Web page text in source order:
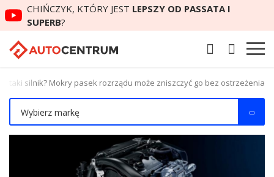
CHIŃCZYK, KTÓRY JEST LEPSZY OD PASSATA I
SUPERB?
taki silnik? Mokry pasek rozrządu może zniszczyć go bez ostrzeżenia
Wybierz markę